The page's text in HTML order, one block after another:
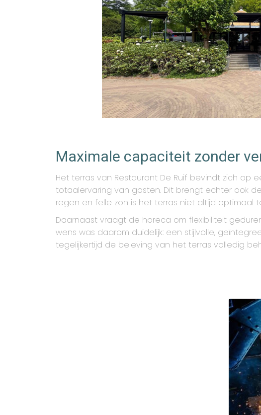
Maximale capaciteit zonder
Het terras van Restaurant De Ruif bevindt zich op
totaalervaring van gasten. Dit brengt echter ook
regen en felle zon is het terras niet altijd
Daarnaast vraagt de horeca om flexibiliteit
wens was daarom duidelijk: een stijlvolle,
tegelijkertijd de beleving van het terras volledig